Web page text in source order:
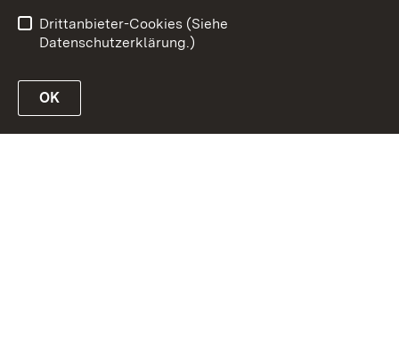
Drittanbieter-Cookies (Siehe
Datenschutzerklärung.)
OK